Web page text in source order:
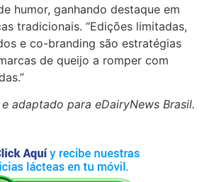
humor, ganhando destaque em
tradicionais. “Edições limitadas,
e co-branding são estratégias
de queijo a romper com
adaptado para eDairyNews Brasil.